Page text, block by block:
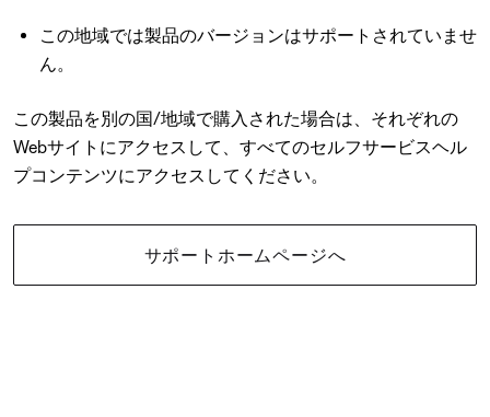
この地域では製品のバージョンはサポートされていませ
ん。
この製品を別の国/地域で購入された場合は、それぞれの
Webサイトにアクセスして、すべてのセルフサービスヘル
プコンテンツにアクセスしてください。
サポートホームページへ